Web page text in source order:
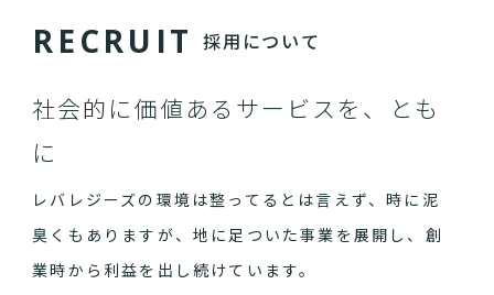
RECRU IT 採用について
社会的に価値あるサービスを、とも
に
レバレジーズの環境は整ってるとは言えず、時に泥
臭くもありますが、地に足ついた事業を展開し、創
業時から利益を出し続けています。